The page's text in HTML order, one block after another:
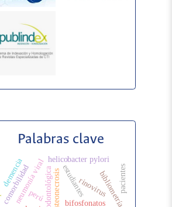
Palabras clave
bifosfonatos
osteonecrosisestudiantesrinovirus
neumonía viral
comorbilidad
helicobacter pylori
bibliometría
pacientes
perú
demencia